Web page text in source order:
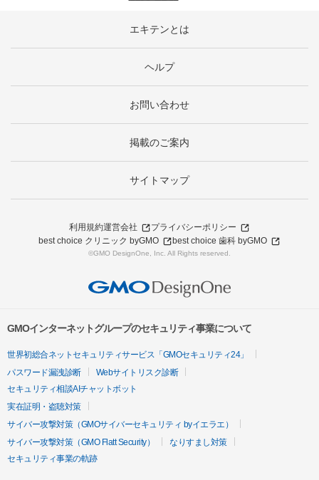
エキテンとは
ヘルプ
お問い合わせ
掲載のご案内
サイトマップ
利用規約運営会社
プライバシーポリシー
best choice クリニック byGMO
best choice 歯科 byGMO
©GMO DesignOne, Inc. All Rights reserved.
GMOインターネットグループのセキュリティ事業について
世界初総合ネットセキュリティサービス「GMOセキュリティ24」
パスワード漏洩診断
Webサイトリスク診断
セキュリティ相談AIチャットボット
実在証明・盗聴対策
サイバー攻撃対策（GMOサイバーセキュリティ byイエラエ）
サイバー攻撃対策（GMO Flatt Security）
なりすまし対策
セキュリティ事業の軌跡